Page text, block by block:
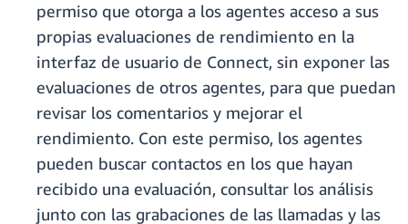
permiso que otorga a los agentes acceso a sus
propias evaluaciones de rendimiento en la
interfaz de usuario de Connect, sin exponer las
evaluaciones de otros agentes, para que puedan
revisar los comentarios y mejorar el
rendimiento. Con este permiso, los agentes
pueden buscar contactos en los que hayan
recibido una evaluación, consultar los análisis
junto con las grabaciones de las llamadas y las